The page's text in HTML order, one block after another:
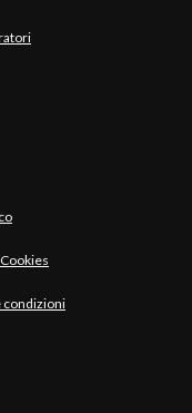
condizioni